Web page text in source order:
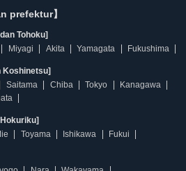
prefektur】
Tohoku]
Miyagi Akita Yamagata Fukushima
Koshinetsu]
Saitama Chiba Tokyo
Kanagawa
Toyama Ishikawa Fukui